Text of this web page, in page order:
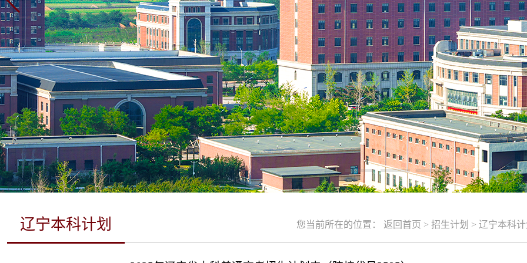
辽宁本科计划 您当前所在的位置： 返回首页 > 招生计划 > 辽宁本科